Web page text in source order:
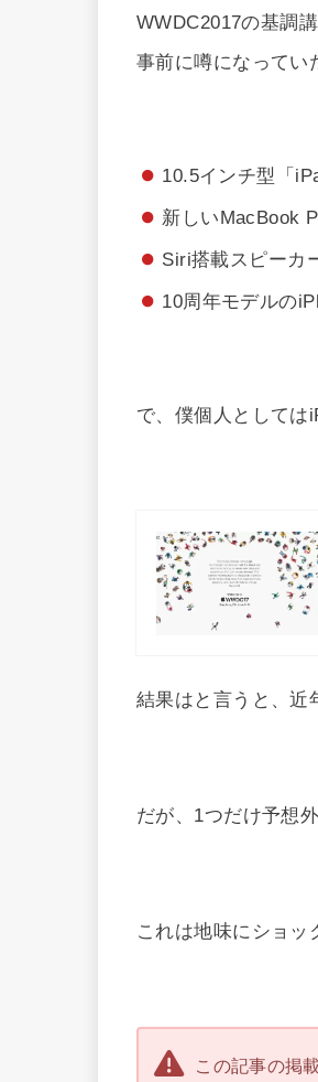
WWDC2017の基調
事前に噂になってい
10.5インチ型「
新しいMacBook
Siri搭載スピーカ
10周年モデルの
で、僕個人としては
結果はと言うと、近
だが、1つだけ予想
これは地味にショッ
この記事の掲